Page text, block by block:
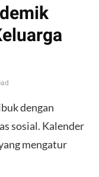
dengan
sosial. Kalender
mengatur